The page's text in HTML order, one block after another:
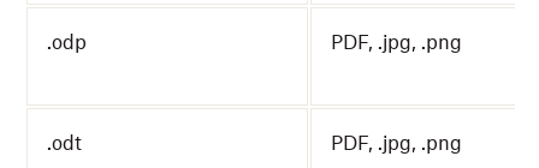
.odp PDF, .jpg, .png
.odt PDF, .jpg, .png